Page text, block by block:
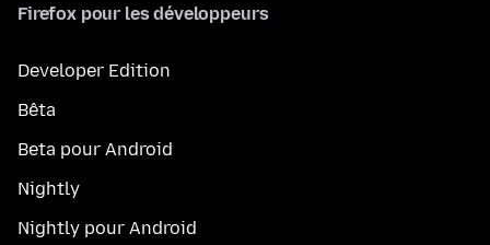
Firefox pour les développeurs
Developer Edition
Bêta
Beta pour Android
Nightly
Nightly pour Android